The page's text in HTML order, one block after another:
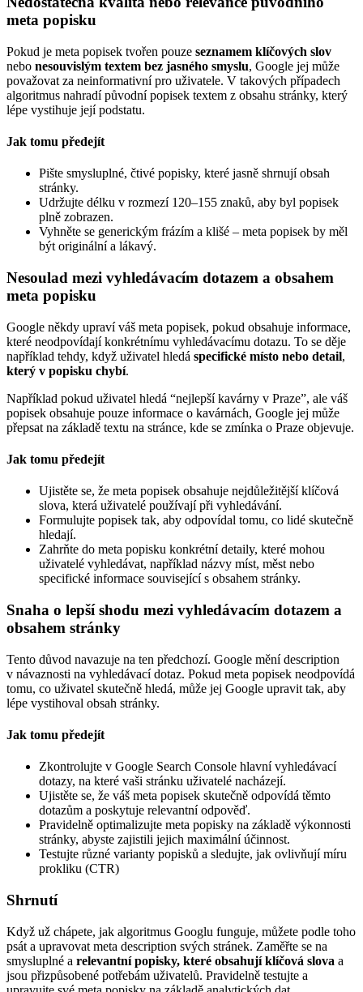
meta popisku
Pokud je meta popisek tvořen pouze seznamem klíčových slov
nebo nesouvislým textem bez jasného smyslu, Google jej může
považovat za neinformativní pro uživatele. V takových případech
algoritmus nahradí původní popisek textem z obsahu stránky, který
lépe vystihuje její podstatu.
Jak tomu předejít
Pište smysluplné, čtivé popisky, které jasně shrnují obsah
stránky.
Udržujte délku v rozmezí 120–155 znaků, aby byl popisek
plně zobrazen.
Vyhněte se generickým frázím a klišé – meta popisek by měl
být originální a lákavý.
Nesoulad mezi vyhledávacím dotazem a obsahem
meta popisku
Google někdy upraví váš meta popisek, pokud obsahuje informace,
které neodpovídají konkrétnímu vyhledávacímu dotazu. To se děje
například tehdy, když uživatel hledá specifické místo nebo detail,
který v popisku chybí.
Například pokud uživatel hledá “nejlepší kavárny v Praze”, ale váš
popisek obsahuje pouze informace o kavárnách, Google jej může
přepsat na základě textu na stránce, kde se zmínka o Praze objevuje.
Jak tomu předejít
Ujistěte se, že meta popisek obsahuje nejdůležitější klíčová
slova, která uživatelé používají při vyhledávání.
Formulujte popisek tak, aby odpovídal tomu, co lidé skutečně
hledají.
Zahrňte do meta popisku konkrétní detaily, které mohou
uživatelé vyhledávat, například názvy míst, měst nebo
specifické informace související s obsahem stránky.
Snaha o lepší shodu mezi vyhledávacím dotazem a
obsahem stránky
Tento důvod navazuje na ten předchozí. Google mění description
v návaznosti na vyhledávací dotaz. Pokud meta popisek neodpovídá
tomu, co uživatel skutečně hledá, může jej Google upravit tak, aby
lépe vystihoval obsah stránky.
Jak tomu předejít
Zkontrolujte v Google Search Console hlavní vyhledávací
dotazy, na které vaši stránku uživatelé nacházejí.
Ujistěte se, že váš meta popisek skutečně odpovídá těmto
dotazům a poskytuje relevantní odpověď.
Pravidelně optimalizujte meta popisky na základě výkonnosti
stránky, abyste zajistili jejich maximální účinnost.
Testujte různé varianty popisků a sledujte, jak ovlivňují míru
prokliku (CTR)
Shrnutí
Když už chápete, jak algoritmus Googlu funguje, můžete podle toho
psát a upravovat meta description svých stránek. Zaměřte se na
smysluplné a relevantní popisky, které obsahují klíčová slova a
jsou přizpůsobené potřebám uživatelů. Pravidelně testujte a